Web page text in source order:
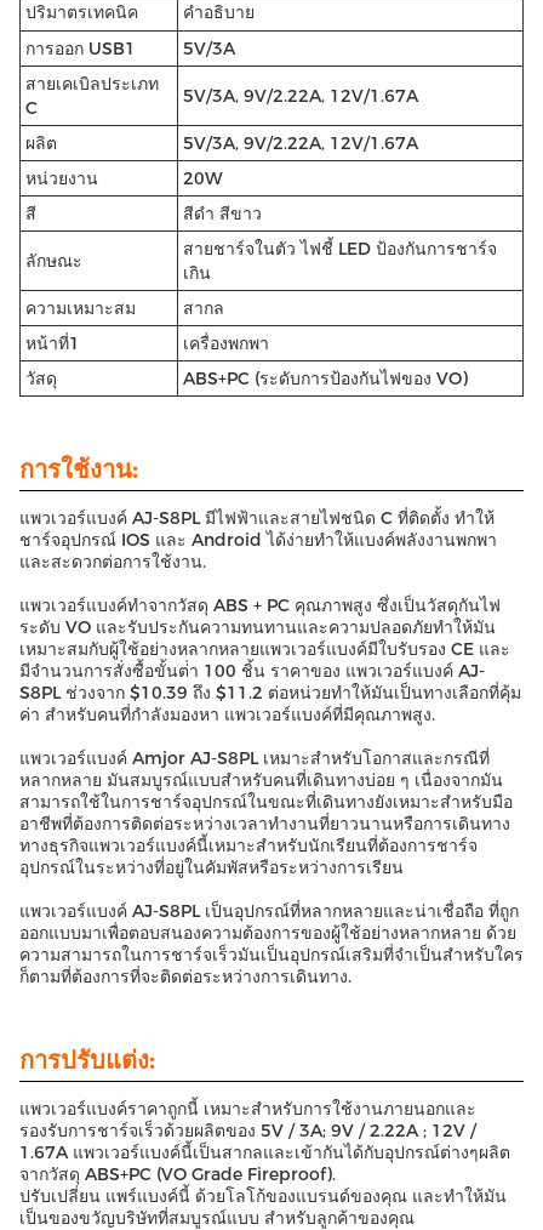
ปริมาตรเทคนิค
คําอธิบาย
การออก USB1
5V/3A
สายเคเบิลประเภท
C
5V/3A, 9V/2.22A, 12V/1.67A
ผลิต
5V/3A, 9V/2.22A, 12V/1.67A
หน่วยงาน
20W
สี
สีดํา สีขาว
ลักษณะ
สายชาร์จในตัว ไฟชี้ LED ป้องกันการชาร์จ
เกิน
ความเหมาะสม
สากล
หน้าที่1
เครื่องพกพา
วัสดุ
ABS+PC (ระดับการป้องกันไฟของ VO)
การใช้งาน:
แพวเวอร์แบงค์ AJ-S8PL มีไฟฟ้าและสายไฟชนิด C ที่ติดตั้ง ทําให้
ชาร์จอุปกรณ์ IOS และ Android ได้ง่ายทําให้แบงค์พลังงานพกพา
และสะดวกต่อการใช้งาน.
แพวเวอร์แบงค์ทําจากวัสดุ ABS + PC คุณภาพสูง ซึ่งเป็นวัสดุกันไฟ
ระดับ VO และรับประกันความทนทานและความปลอดภัยทําให้มัน
เหมาะสมกับผู้ใช้อย่างหลากหลายแพวเวอร์แบงค์มีใบรับรอง CE และ
มีจํานวนการสั่งซื้อขั้นต่ํา 100 ชิ้น ราคาของ แพวเวอร์แบงค์ AJ-
S8PL ช่วงจาก $10.39 ถึง $11.2 ต่อหน่วยทําให้มันเป็นทางเลือกที่คุ้ม
ค่า สําหรับคนที่กําลังมองหา แพวเวอร์แบงค์ที่มีคุณภาพสูง.
แพวเวอร์แบงค์ Amjor AJ-S8PL เหมาะสําหรับโอกาสและกรณีที่
หลากหลาย มันสมบูรณ์แบบสําหรับคนที่เดินทางบ่อย ๆ เนื่องจากมัน
สามารถใช้ในการชาร์จอุปกรณ์ในขณะที่เดินทางยังเหมาะสําหรับมือ
อาชีพที่ต้องการติดต่อระหว่างเวลาทํางานที่ยาวนานหรือการเดินทาง
ทางธุรกิจแพวเวอร์แบงค์นี้เหมาะสําหรับนักเรียนที่ต้องการชาร์จ
อุปกรณ์ในระหว่างที่อยู่ในคัมพัสหรือระหว่างการเรียน
แพวเวอร์แบงค์ AJ-S8PL เป็นอุปกรณ์ที่หลากหลายและน่าเชื่อถือ ที่ถูก
ออกแบบมาเพื่อตอบสนองความต้องการของผู้ใช้อย่างหลากหลาย ด้วย
ความสามารถในการชาร์จเร็วมันเป็นอุปกรณ์เสริมที่จําเป็นสําหรับใคร
ก็ตามที่ต้องการที่จะติดต่อระหว่างการเดินทาง.
การปรับแต่ง:
แพวเวอร์แบงค์ราคาถูกนี้ เหมาะสําหรับการใช้งานภายนอกและ
รองรับการชาร์จเร็วด้วยผลิตของ 5V / 3A; 9V / 2.22A ; 12V /
1.67A แพวเวอร์แบงค์นี้เป็นสากลและเข้ากันได้กับอุปกรณ์ต่างๆผลิต
จากวัสดุ ABS+PC (VO Grade Fireproof).
ปรับเปลี่ยน แพร์แบงค์นี้ ด้วยโลโก้ของแบรนด์ของคุณ และทําให้มัน
เป็นของขวัญบริษัทที่สมบูรณ์แบบ สําหรับลูกค้าของคุณ